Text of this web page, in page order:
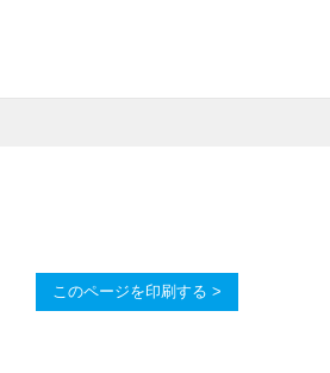
このページを印刷する >